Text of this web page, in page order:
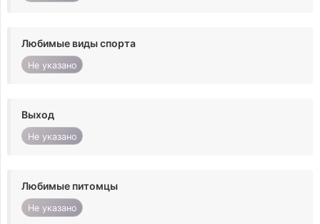
Любимые виды спорта
Не указано
Выход
Не указано
Любимые питомцы
Не указано